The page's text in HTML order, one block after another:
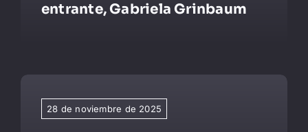
entrante, Gabriela Grinbaum
28 de noviembre de 2025